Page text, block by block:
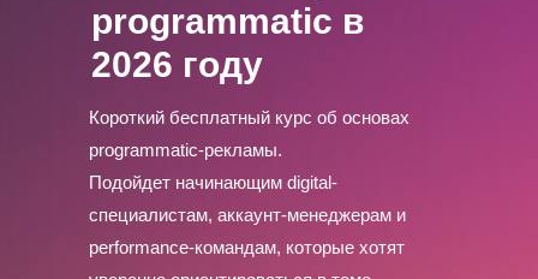
programmatic в
2026 году
Короткий бесплатный курс об основах
programmatic-рекламы.
Подойдет начинающим digital-
специалистам, аккаунт-менеджерам и
performance-командам, которые хотят